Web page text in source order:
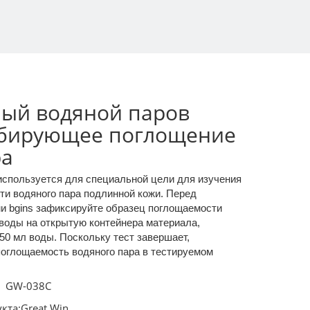
водяной паров
поглощение
для специальной цели для изучения
водяного пара подлинной кожи. Перед
bgins зафиксируйте образец поглощаемости
на открытую контейнера материала,
мл воды. Поскольку тест завершает,
водяного пара в тестируемом
GW-038C